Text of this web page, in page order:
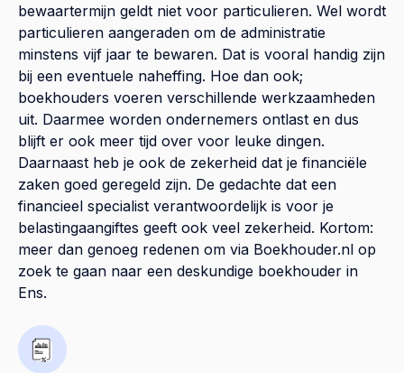
bewaartermijn geldt niet voor particulieren. Wel wordt
particulieren aangeraden om de administratie
minstens vijf jaar te bewaren. Dat is vooral handig zijn
bij een eventuele naheffing. Hoe dan ook;
boekhouders voeren verschillende werkzaamheden
uit. Daarmee worden ondernemers ontlast en dus
blijft er ook meer tijd over voor leuke dingen.
Daarnaast heb je ook de zekerheid dat je financiële
zaken goed geregeld zijn. De gedachte dat een
financieel specialist verantwoordelijk is voor je
belastingaangiftes geeft ook veel zekerheid. Kortom:
meer dan genoeg redenen om via Boekhouder.nl op
zoek te gaan naar een deskundige boekhouder in
Ens.